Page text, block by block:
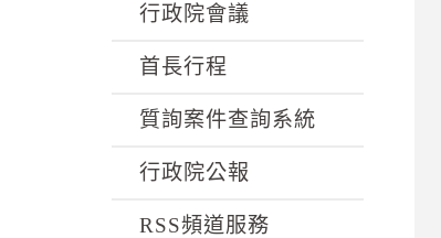
行政院會議
首長行程
質詢案件查詢系統
行政院公報
RSS頻道服務